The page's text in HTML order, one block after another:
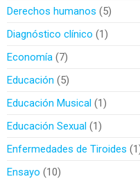
Derechos humanos
5
Diagnóstico clínico
1
Economía 7
Educación
5
Educación Musical 1
Educación Sexual 1
Enfermedades de Tiroides
1
Ensayo
10